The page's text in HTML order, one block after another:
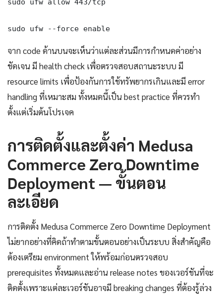
sudo ufw allow 443/tcp
sudo ufw --force enable
จาก code ด้านบนจะเห็นว่าแต่ละส่วนมีการกำหนดค่าอย่าง
ชัดเจน มี health check เพื่อตรวจสอบสถานะระบบ มี
resource limits เพื่อป้องกันการใช้ทรัพยากรเกินและมี error
handling ที่เหมาะสม ทั้งหมดนี้เป็น best practice ที่ควรทำ
ตั้งแต่เริ่มต้นโปรเจค
การติดตั้งและตั้งค่า Medusa
Commerce Zero Downtime
Deployment — ขั้นตอน
ละเอียด
การติดตั้ง Medusa Commerce Zero Downtime Deployment
ไม่ยากอย่างที่คิดถ้าทำตามขั้นตอนอย่างเป็นระบบ สิ่งสำคัญคือ
ต้องเตรียม environment ให้พร้อมก่อนตรวจสอบ
prerequisites ทั้งหมดและอ่าน release notes ของเวอร์ชันที่จะ
ติดตั้งเพราะแต่ละเวอร์ชันอาจมี breaking changes ที่ต้องรู้ล่วง